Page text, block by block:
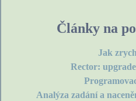
Články na
Jak
Rector:
Analýza zadání a